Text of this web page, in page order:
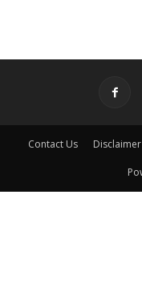
Contact Us Disclaimer